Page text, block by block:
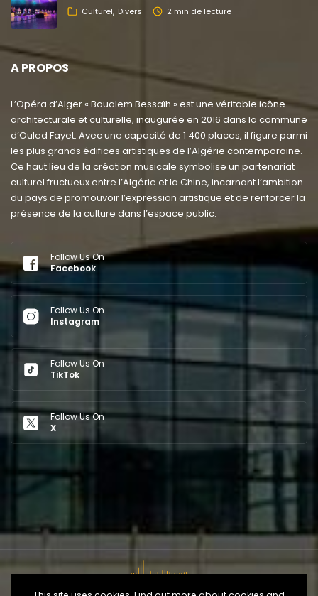
Culturel Divers 2 min de lecture
A PROPOS
L’Opéra d’Alger « Boualem Bessaïh » est une véritable icône
architecturale et culturelle, inaugurée en 2016 dans la commune
d’Ouled Fayet. Avec une capacité de 1 400 places, il figure parmi
les plus grands édifices artistiques de l’Algérie contemporaine.
Ce haut lieu de la création musicale symbolise un partenariat
culturel fructueux entre l’Algérie et la Chine, incarnant l’ambition
du pays de promouvoir l’expression artistique et de renforcer la
présence de la culture dans l’espace public.
Follow Us On
Facebook
Follow Us On
Instagram
Follow Us On
TikTok
Follow Us On
X